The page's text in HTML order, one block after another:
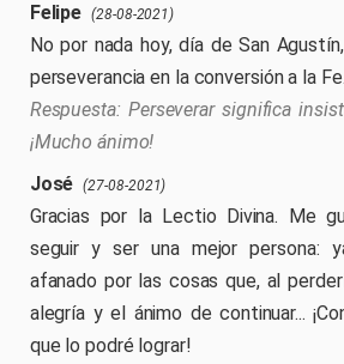
Felipe (28-08-2021)
No por nada hoy, día de San
perseverancia en la conversión a la
Perseverar significa
¡Mucho ánimo!
José (27-08-2021)
Gracias por la Lectio Divina. Me
seguir y ser una mejor persona:
afanado por las cosas que, al
alegría y el ánimo de continuar...
que lo podré lograr!